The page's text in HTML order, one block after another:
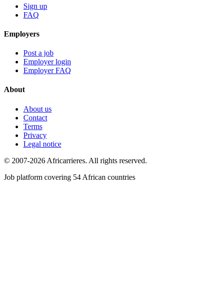
Sign up
FAQ
Employers
Post a job
Employer login
Employer FAQ
About
About us
Contact
Terms
Privacy
Legal notice
© 2007-2026 Africarrieres. All rights reserved.
Job platform covering 54 African countries